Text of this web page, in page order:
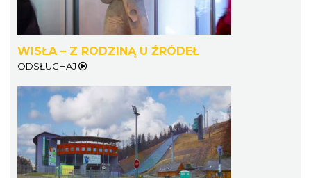
WISŁA – Z RODZINĄ U ŹRÓDEŁ
ODSŁUCHAJ